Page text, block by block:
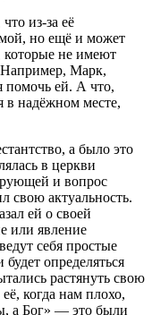
из-за её
но ещё и может
которые не имеют
Например, Марк,
помочь ей. А что,
в надёжном месте,
а было это
в церкви
и вопрос
свою актуальность.
ей о своей
или явление
себя простые
определяться
растянуть свою
когда нам плохо,
а Бог» — это были